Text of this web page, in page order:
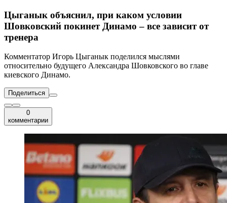
Цыганык объяснил, при каком условии
Шовковский покинет Динамо – все зависит от
тренера
Комментатор Игорь Цыганык поделился мыслями
относительно будущего Александра Шовковского во главе
киевского Динамо.
Поделиться
0
комментарии